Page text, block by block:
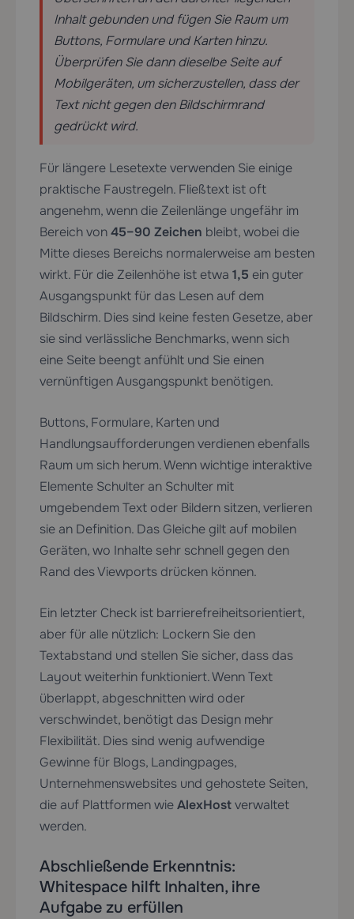
Inhalt gebunden und fügen Sie Raum um
Buttons, Formulare und Karten hinzu.
Überprüfen Sie dann dieselbe Seite auf
Mobilgeräten, um sicherzustellen, dass der
Text nicht gegen den Bildschirmrand
gedrückt wird.
Für längere Lesetexte verwenden Sie einige
praktische Faustregeln. Fließtext ist oft
angenehm, wenn die Zeilenlänge ungefähr im
Bereich von45–90 Zeichen bleibt, wobei die
Mitte dieses Bereichs normalerweise am besten
wirkt. Für die Zeilenhöhe ist etwa 1,5 ein guter
Ausgangspunkt für das Lesen auf dem
Bildschirm. Dies sind keine festen Gesetze, aber
sie sind verlässliche Benchmarks, wenn sich
eine Seite beengt anfühlt und Sie einen
vernünftigen Ausgangspunkt benötigen.
Buttons, Formulare, Karten und
Handlungsaufforderungen verdienen ebenfalls
Raum um sich herum. Wenn wichtige interaktive
Elemente Schulter an Schulter mit
umgebendem Text oder Bildern sitzen, verlieren
sie an Definition. Das Gleiche gilt auf mobilen
Geräten, wo Inhalte sehr schnell gegen den
Rand des Viewports drücken können.
Ein letzter Check ist barrierefreiheitsorientiert,
aber für alle nützlich: Lockern Sie den
Textabstand und stellen Sie sicher, dass das
Layout weiterhin funktioniert. Wenn Text
überlappt, abgeschnitten wird oder
verschwindet, benötigt das Design mehr
Flexibilität. Dies sind wenig aufwendige
Gewinne für Blogs, Landingpages,
Unternehmenswebsites und gehostete Seiten,
die auf Plattformen wieAlexHostverwaltet
werden.
Abschließende Erkenntnis:
Whitespace hilft Inhalten, ihre
Aufgabe zu erfüllen